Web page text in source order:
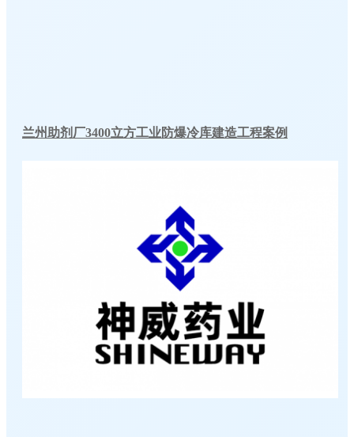
兰州助剂厂3400立方工业防爆冷库建造工程案例